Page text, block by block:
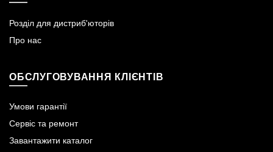
Розділ для дистриб'юторів
Про нас
ОБСЛУГОВУВАННЯ КЛІЄНТІВ
Умови гарантії
Сервіс та ремонт
Завантажити каталог